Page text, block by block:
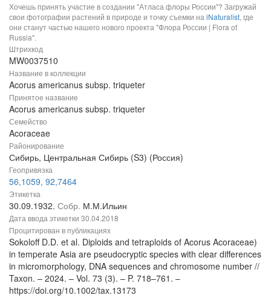
Хочешь принять участие в создании "Атласа флоры России"? Загружай
свои фотографии растений в природе и точку съемки на iNaturalist, где
они станут частью нашего нового проекта "Флора России | Flora of
Russia".
Штрихкод
MW0037510
Название в коллекции
Acorus americanus subsp. triqueter
Принятое название
Acorus americanus subsp. triqueter
Семейство
Acoraceae
Районирование
Сибирь, Центральная Сибирь (S3) (Россия)
Геопривязка
56,1059, 92,7464
Этикетка
30.09.1932. Собр. М.М.Ильин
Дата ввода этикетки 30.04.2018
Процитирован в публикациях
Sokoloff D.D. et al. Diploids and tetraploids of Acorus Acoraceae)
in temperate Asia are pseudocryptic species with clear differences
in micromorphology, DNA sequences and chromosome number //
Taxon. – 2024. – Vol. 73 (3). – P. 718–761. –
https://doi.org/10.1002/tax.13173